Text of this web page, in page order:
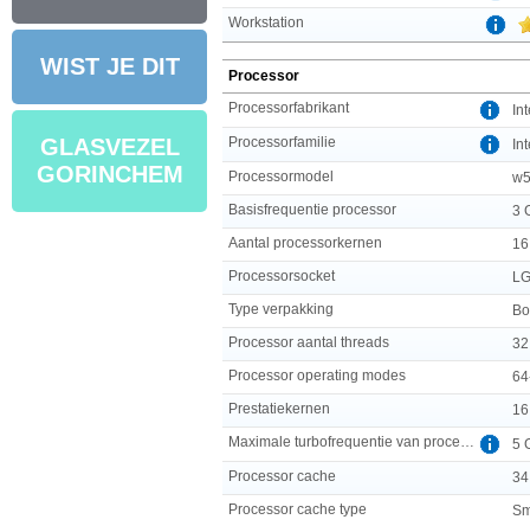
WIST JE DIT
GLASVEZEL
GORINCHEM
Workstation
Processor
Processorfabrikant
Processorfamilie
Processormodel
Basisfrequentie processor
3
Aantal processorkernen
16
Processorsocket
Type verpakking
Processor aantal threads
32
Processor operating modes
Prestatiekernen
16
5
Processor cache
Processor cache type